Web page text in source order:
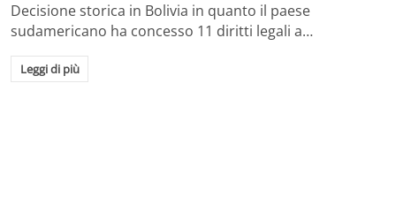
Decisione storica in Bolivia in quanto il paese
sudamericano ha concesso 11 diritti legali a…
Leggi di più